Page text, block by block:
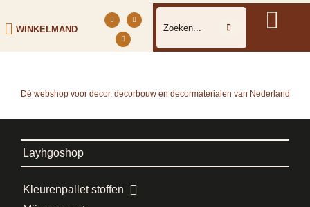
WINKELMAND
Dé webshop voor decor, decorbouw en decormaterialen van Nederland
Layhgoshop
Kleurenpallet stoffen